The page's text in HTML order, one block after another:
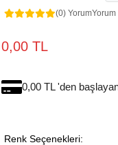
(0) YorumYorum
0,00 TL
0,00 TL 'den
Renk Seçenekleri: